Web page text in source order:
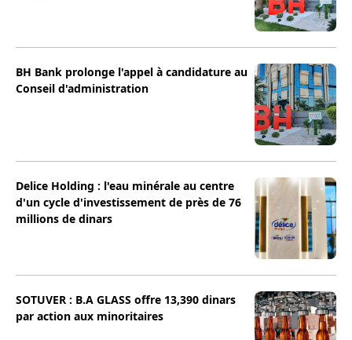
BH Bank prolonge l'appel à candidature au
Conseil d'administration
Delice Holding : l'eau minérale au centre
d'un cycle d'investissement de près de 76
millions de dinars
SOTUVER : B.A GLASS offre 13,390 dinars
par action aux minoritaires